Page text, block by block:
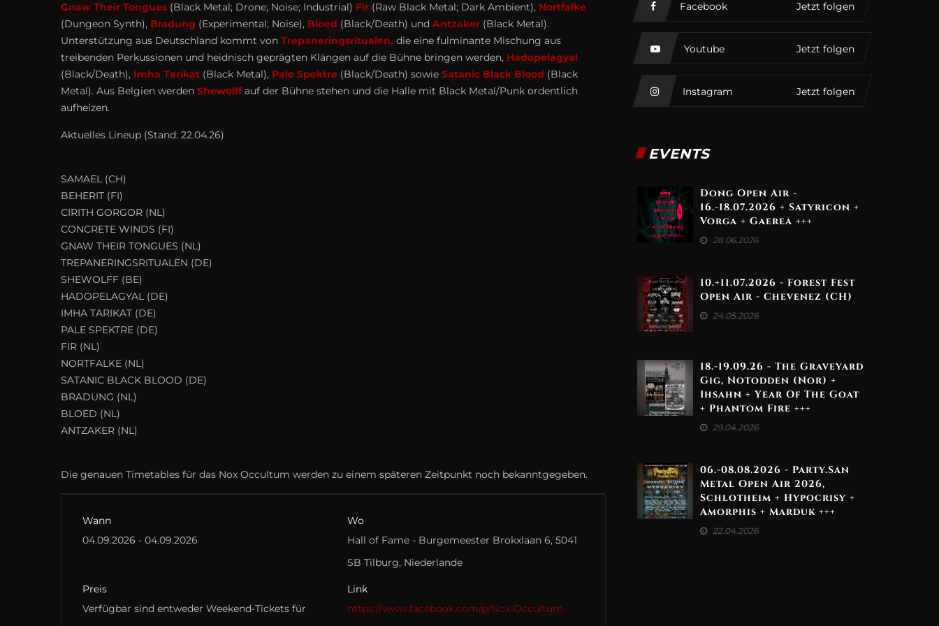
Gnaw Their Tongues (Black Metal; Drone; Noise; Industrial) Fír (Raw Black Metal; Dark Ambient), Nortfalke
(Dungeon Synth), Bradung (Experimental; Noise), Bloed (Black/Death) und Antzaker (Black Metal).
Unterstützung aus Deutschland kommt von Trepaneringsritualen, die eine fulminante Mischung aus
treibenden Perkussionen und heidnisch geprägten Klängen auf die Bühne bringen werden, Hadopelagyal
(Black/Death), Imha Tarikat (Black Metal), Pale Spektre (Black/Death) sowie Satanic Black Blood (Black
Metal). Aus Belgien werden Shewolffauf der Bühne stehen und die Halle mit Black Metal/Punk ordentlich
aufheizen.
Aktuelles Lineup (Stand: 22.04.26)
SAMAEL (CH)
BEHERIT (FI)
CIRITH GORGOR (NL)
CONCRETE WINDS (FI)
GNAW THEIR TONGUES (NL)
TREPANERINGSRITUALEN (DE)
SHEWOLFF (BE)
HADOPELAGYAL (DE)
IMHA TARIKAT (DE)
PALE SPEKTRE (DE)
FIR (NL)
NORTFALKE (NL)
SATANIC BLACK BLOOD (DE)
BRADUNG (NL)
BLOED (NL)
ANTZAKER (NL)
Die genauen Timetables für das Nox Occultum werden zu einem späteren Zeitpunkt noch bekanntgegeben.
Wann
04.09.2026 - 04.09.2026
Wo
Hall of Fame - Burgemeester Brokxlaan 6, 5041
SB Tilburg, Niederlande
Preis
Verfügbar sind entweder Weekend-Tickets für
Link
https://www.facebook.com/p/Nox-Occultum-
Facebook Jetzt folgen
Youtube Jetzt folgen
Instagram Jetzt folgen
EVENTS
Dong Open Air -
16.-18.07.2026 + Satyricon +
Vorga + Gaerea +++
28.06.2026
10.+11.07.2026 - Forest Fest
Open Air - Chevenez (CH)
24.05.2026
18.-19.09.26 - The Graveyard
Gig, Notodden (Nor) +
Ihsahn + Year Of The Goat
+ Phantom Fire +++
29.04.2026
06.-08.08.2026 - Party.San
Metal Open Air 2026,
Schlotheim + Hypocrisy +
Amorphis + Marduk +++
22.04.2026